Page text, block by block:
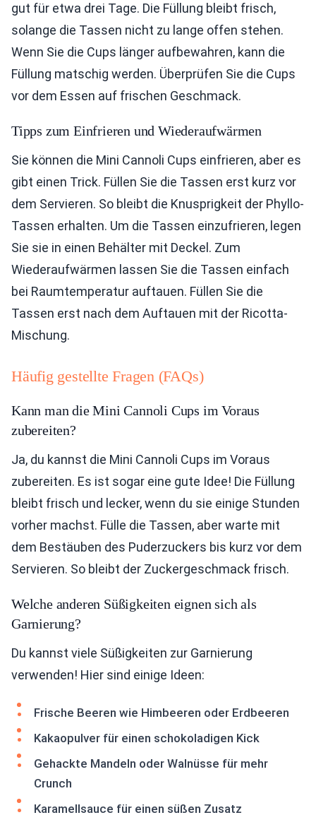
gut für etwa drei Tage. Die Füllung bleibt frisch,
solange die Tassen nicht zu lange offen stehen.
Wenn Sie die Cups länger aufbewahren, kann die
Füllung matschig werden. Überprüfen Sie die Cups
vor dem Essen auf frischen Geschmack.
Tipps zum Einfrieren und Wiederaufwärmen
Sie können die Mini Cannoli Cups einfrieren, aber es
gibt einen Trick. Füllen Sie die Tassen erst kurz vor
dem Servieren. So bleibt die Knusprigkeit der Phyllo-
Tassen erhalten. Um die Tassen einzufrieren, legen
Sie sie in einen Behälter mit Deckel. Zum
Wiederaufwärmen lassen Sie die Tassen einfach
bei Raumtemperatur auftauen. Füllen Sie die
Tassen erst nach dem Auftauen mit der Ricotta-
Mischung.
Häufig gestellte Fragen (FAQs)
Kann man die Mini Cannoli Cups im Voraus
zubereiten?
Ja, du kannst die Mini Cannoli Cups im Voraus
zubereiten. Es ist sogar eine gute Idee! Die Füllung
bleibt frisch und lecker, wenn du sie einige Stunden
vorher machst. Fülle die Tassen, aber warte mit
dem Bestäuben des Puderzuckers bis kurz vor dem
Servieren. So bleibt der Zuckergeschmack frisch.
Welche anderen Süßigkeiten eignen sich als
Garnierung?
Du kannst viele Süßigkeiten zur Garnierung
verwenden! Hier sind einige Ideen:
Frische Beeren wie Himbeeren oder Erdbeeren
Kakaopulver für einen schokoladigen Kick
Gehackte Mandeln oder Walnüsse für mehr
Crunch
Karamellsauce für einen süßen Zusatz